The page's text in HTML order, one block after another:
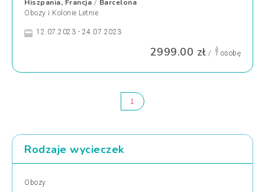
Hiszpania, Francja / Barcelona
Obozy i Kolonie Letnie
12.07.2023 - 24.07.2023
2999.00 zł / osobę
1
Rodzaje wycieczek
Obozy